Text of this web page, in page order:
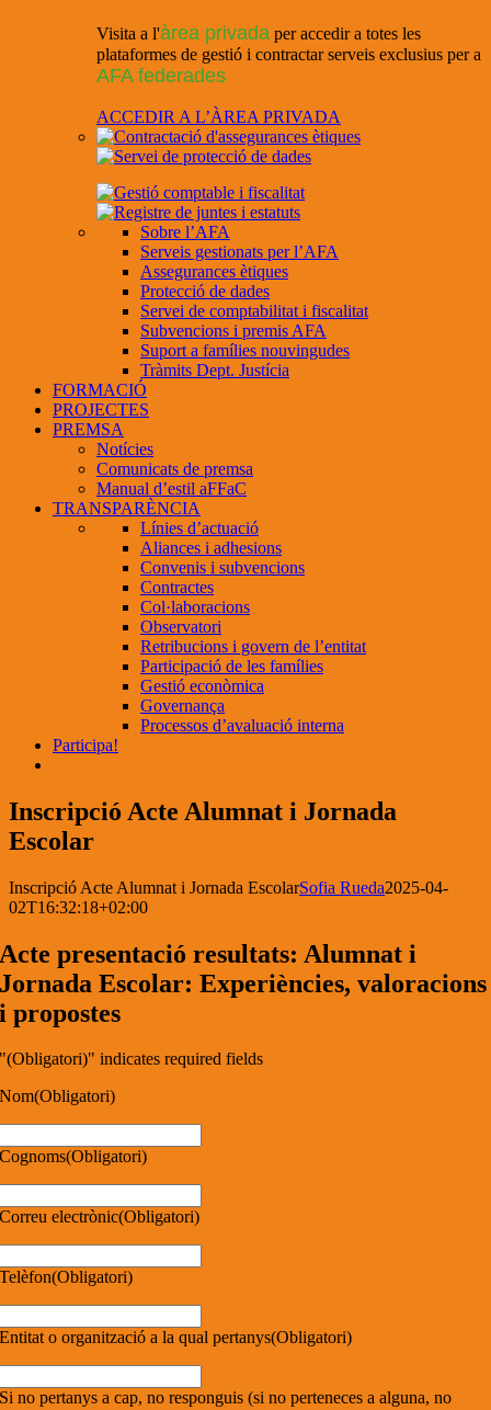
Visita a l'àrea privada per accedir a totes les
plataformes de gestió i contractar serveis exclusius per a
AFA federades
ACCEDIR A L’ÀREA PRIVADA
Sobre l’AFA
Serveis gestionats per l’AFA
Assegurances ètiques
Protecció de dades
Servei de comptabilitat i fiscalitat
Subvencions i premis AFA
Suport a famílies nouvingudes
Tràmits Dept. Justícia
FORMACIÓ
PROJECTES
PREMSA
Notícies
Comunicats de premsa
Manual d’estil aFFaC
TRANSPARÈNCIA
Línies d’actuació
Aliances i adhesions
Convenis i subvencions
Contractes
Col·laboracions
Observatori
Retribucions i govern de l’entitat
Participació de les famílies
Gestió econòmica
Governança
Processos d’avaluació interna
Participa!
Inscripció Acte Alumnat i Jornada
Escolar
Inscripció Acte Alumnat i Jornada EscolarSofia Rueda2025-04-
02T16:32:18+02:00
Acte presentació resultats: Alumnat i
Jornada Escolar: Experiències, valoracions
i propostes
"(Obligatori)" indicates required fields
Nom(Obligatori)
Cognoms(Obligatori)
Correu electrònic(Obligatori)
Telèfon(Obligatori)
Entitat o organització a la qual pertanys(Obligatori)
Si no pertanys a cap, no responguis (si no perteneces a alguna, no